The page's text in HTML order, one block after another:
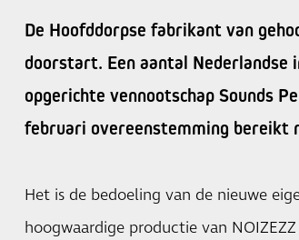
De Hoofddorpse fabrikant van
doorstart. Een aantal Nederlandse
opgerichte vennootschap Sounds
februari overeenstemming bereikt
Het is de bedoeling van de nieuwe
hoogwaardige productie van